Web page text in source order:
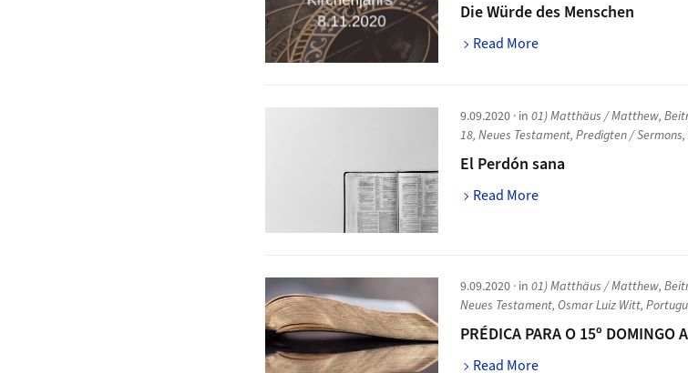
Die Würde des Menschen
Read More
9.09.2020 · in01) Matthäus / Matthew,
18,Neues Testament,Predigten / Sermons,
El Perdón sana
Read More
9.09.2020 · in01) Matthäus / Matthew,
Neues Testament, Osmar Luiz Witt,
PRÉDICA PARA O 15º DOMINGO
Read More